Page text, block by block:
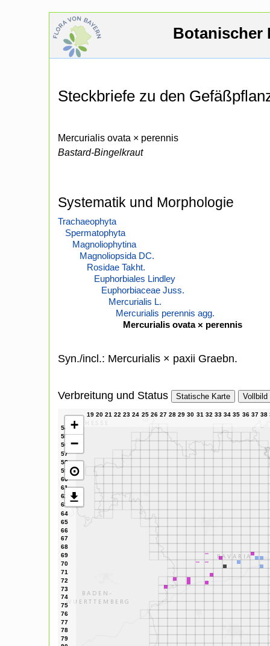
Botanischer
Steckbriefe zu den
Mercurialis ovata × perennis
Bastard-Bingelkraut
Systematik und Morphologie
Trachaeophyta
Spermatophyta
Magnoliophytina
Magnoliopsida DC.
Rosidae Takht.
Euphorbiales Lindley
Euphorbiaceae Juss.
Mercurialis L.
Mercurialis perennis agg.
Mercurialis ovata × perennis
Syn./incl.: Mercurialis × paxii Graebn.
Verbreitung und Status Statische Karte Vollbild
+
−
⊙